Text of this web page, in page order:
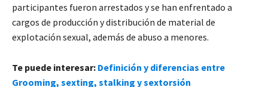
participantes fueron arrestados y se han enfrentado a
cargos de producción y distribución de material de
explotación sexual, además de abuso a menores.
Te puede interesar: Definición y diferencias entre
Grooming, sexting, stalking y sextorsión